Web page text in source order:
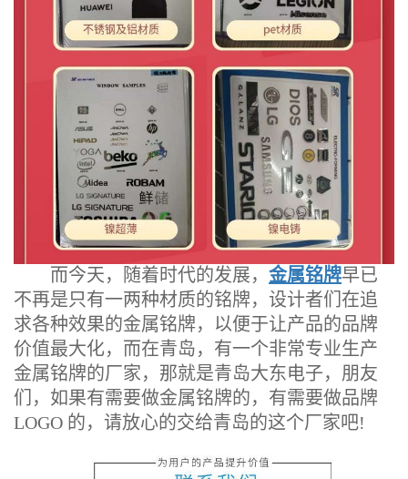
而今天，随着时代的发展， 金属铭牌早已
不再是只有一两种材质的铭牌，设计者们在追
求各种效果的金属铭牌，以便于让产品的品牌
价值最大化，而在青岛，有一个非常专业生产
金属铭牌的厂家，那就是青岛大东电子，朋友
们，如果有需要做金属铭牌的，有需要做品牌
LOGO 的，请放心的交给青岛的这个厂家吧!